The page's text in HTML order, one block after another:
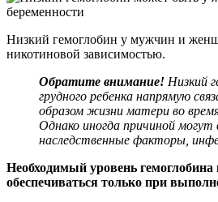
Низкий гемоглобин у мужчин и
никотиновой зависимостью.
Обратите внимание! Низкий
грудного ребенка напрямую
образом жизни матери во
Однако иногда причиной
наследственные факторы,
Необходимый уровень гемоглобина
обеспечиваться только при